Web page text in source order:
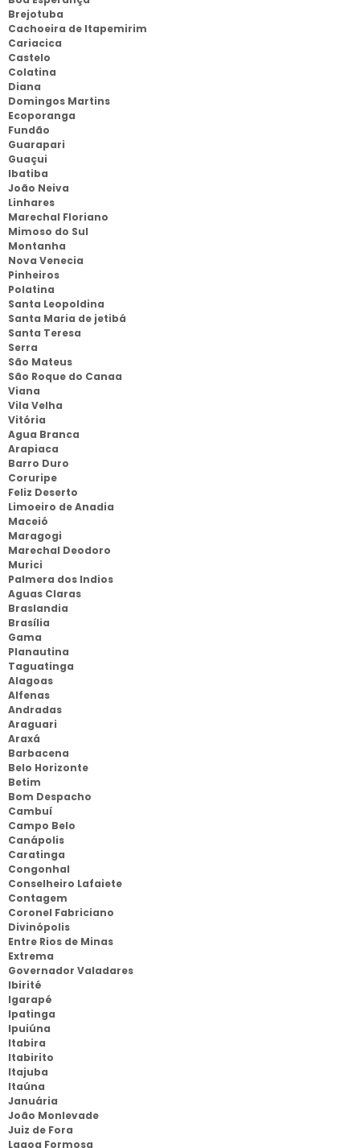
Brejotuba
Cachoeira de Itapemirim
Cariacica
Castelo
Colatina
Diana
Domingos Martins
Ecoporanga
Fundão
Guarapari
Guaçui
Ibatiba
João Neiva
Linhares
Marechal Floriano
Mimoso do Sul
Montanha
Nova Venecia
Pinheiros
Polatina
Santa Leopoldina
Santa Maria de jetibá
Santa Teresa
Serra
São Mateus
São Roque do Canaa
Viana
Vila Velha
Vitória
Agua Branca
Arapiaca
Barro Duro
Coruripe
Feliz Deserto
Limoeiro de Anadia
Maceió
Maragogi
Marechal Deodoro
Murici
Palmera dos Indios
Aguas Claras
Braslandia
Brasília
Gama
Planautina
Taguatinga
Alagoas
Alfenas
Andradas
Araguari
Araxá
Barbacena
Belo Horizonte
Betim
Bom Despacho
Cambuí
Campo Belo
Canápolis
Caratinga
Congonhal
Conselheiro Lafaiete
Contagem
Coronel Fabriciano
Divinópolis
Entre Rios de Minas
Extrema
Governador Valadares
Ibirité
Igarapé
Ipatinga
Ipuiúna
Itabira
Itabirito
Itajuba
Itaúna
Januária
João Monlevade
Juiz de Fora
Lagoa Formosa